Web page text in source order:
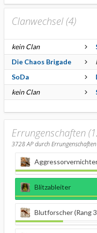
Clanwechsel (4)
kein Clan
Die Chaos Brigade
SoDa
kein Clan
Errungenschaften
3728AP durch
Blitzableiter
Blutforscher (Rang